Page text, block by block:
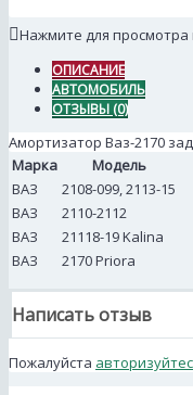
Нажмите для просмотра
ОПИСАНИЕ
АВТОМОБИЛЬ
ОТЗЫВЫ (0)
Амортизатор Ваз-2170
Марка
Модель
ВАЗ
2108-099, 2113-15
ВАЗ
2110-2112
ВАЗ
21118-19 Kalina
ВАЗ
2170 Priora
Написать отзыв
Пожалуйста